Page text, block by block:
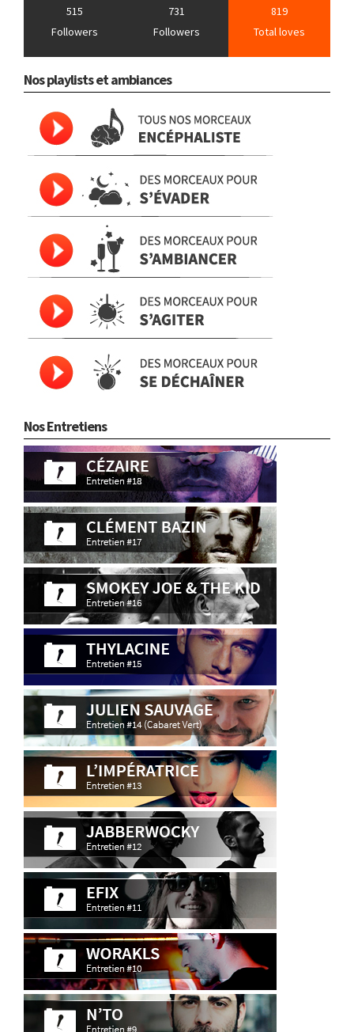
515
Followers
731
Followers
819
Total loves
Nos playlists et ambiances
Nos Entretiens